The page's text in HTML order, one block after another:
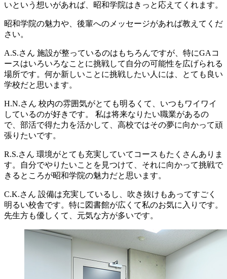
いという想いがあれば、昭和学院はきっと応えてくれます。
昭和学院の魅力や、後輩へのメッセージがあれば教えてくだ
さい。
A.S.さん 施設が整っているのはもちろんですが、特にGAコ
ースはいろいろなことに挑戦して自分の可能性を広げられる
場所です。何か新しいことに挑戦したい人には、とても良い
学校だと思います。
H.N.さん 校内の雰囲気がとても明るくて、いつもワイワイ
しているのが好きです。 私は将来なりたい職業があるの
で、部活で得た力を活かして、高校ではその夢に向かって頑
張りたいです。
R.S.さん 環境がとても充実していてコースもたくさんありま
す。自分でやりたいことを見つけて、それに向かって挑戦で
きるところが昭和学院の魅力だと思います。
C.K.さん 設備は充実しているし、吹き抜けもあってすごく
明るい校舎です。特に図書館が広くて私のお気に入りです。
先生方も優しくて、元気な方が多いです。